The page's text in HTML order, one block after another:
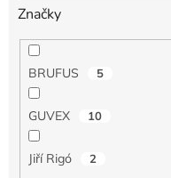
Značky
BRUFUS 5
GUVEX 10
Jiří Rigó 2